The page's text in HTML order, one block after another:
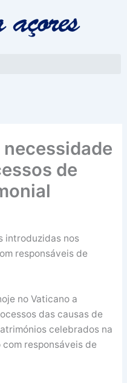
de
introduzidas nos
responsáveis de
no Vaticano a
das causas de
celebrados na
responsáveis de